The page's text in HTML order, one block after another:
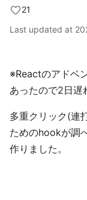
21
Last updated at
※Reactのアドベ
あったので2日遅
多重クリック(連
ためのhookが調
作りました。